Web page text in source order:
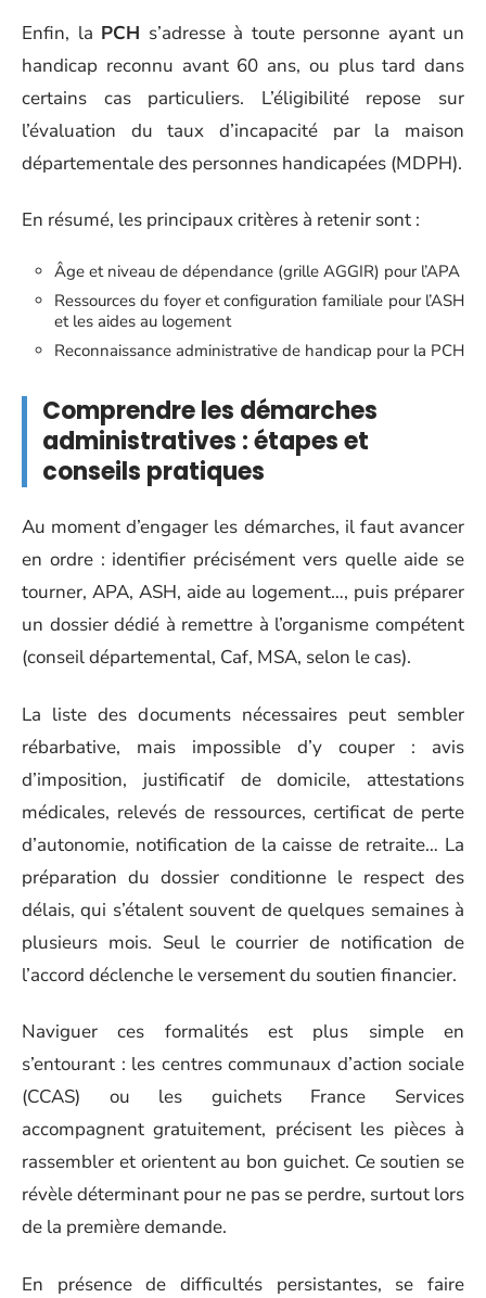
Enfin, la PCH s’adresse à toute personne ayant un
handicap reconnu avant 60 ans, ou plus tard dans
certains cas particuliers. L’éligibilité repose sur
l’évaluation du taux d’incapacité par la maison
départementale des personnes handicapées (MDPH).
En résumé, les principaux critères à retenir sont :
Âge et niveau de dépendance (grille AGGIR) pour l’APA
Ressources du foyer et configuration familiale pour l’ASH
et les aides au logement
Reconnaissance administrative de handicap pour la PCH
Comprendre les démarches
administratives : étapes et
conseils pratiques
Au moment d’engager les démarches, il faut avancer
en ordre : identifier précisément vers quelle aide se
tourner, APA, ASH, aide au logement…, puis préparer
un dossier dédié à remettre à l’organisme compétent
(conseil départemental, Caf, MSA, selon le cas).
La liste des documents nécessaires peut sembler
rébarbative, mais impossible d’y couper : avis
d’imposition, justificatif de domicile, attestations
médicales, relevés de ressources, certificat de perte
d’autonomie, notification de la caisse de retraite… La
préparation du dossier conditionne le respect des
délais, qui s’étalent souvent de quelques semaines à
plusieurs mois. Seul le courrier de notification de
l’accord déclenche le versement du soutien financier.
Naviguer ces formalités est plus simple en
s’entourant : les centres communaux d’action sociale
(CCAS) ou les guichets France Services
accompagnent gratuitement, précisent les pièces à
rassembler et orientent au bon guichet. Ce soutien se
révèle déterminant pour ne pas se perdre, surtout lors
de la première demande.
En présence de difficultés persistantes, se faire